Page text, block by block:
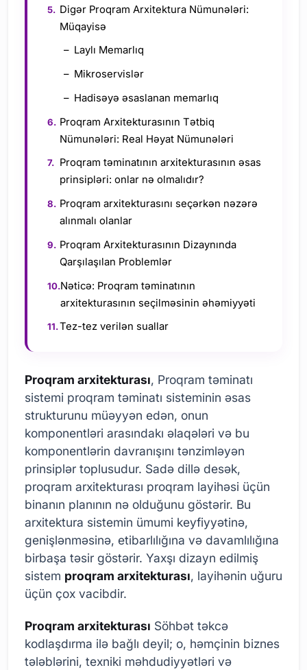
Digər Proqram Arxitektura Nümunələri:
Müqayisə
Laylı Memarlıq
Mikroservislər
Hadisəyə əsaslanan memarlıq
Proqram Arxitekturasının Tətbiq
Nümunələri: Real Həyat Nümunələri
Proqram təminatının arxitekturasının əsas
prinsipləri: onlar nə olmalıdır?
Proqram arxitekturasını seçərkən nəzərə
alınmalı olanlar
Proqram Arxitekturasının Dizaynında
Qarşılaşılan Problemlər
Nəticə: Proqram təminatının
arxitekturasının seçilməsinin əhəmiyyəti
Tez-tez verilən suallar
Proqram arxitekturası, Proqram təminatı
sistemi proqram təminatı sisteminin əsas
strukturunu müəyyən edən, onun
komponentləri arasındakı əlaqələri və bu
komponentlərin davranışını tənzimləyən
prinsiplər toplusudur. Sadə dillə desək,
proqram arxitekturası proqram layihəsi üçün
binanın planının nə olduğunu göstərir. Bu
arxitektura sistemin ümumi keyfiyyətinə,
genişlənməsinə, etibarlılığına və davamlılığına
birbaşa təsir göstərir. Yaxşı dizayn edilmiş
sistem proqram arxitekturası, layihənin uğuru
üçün çox vacibdir.
Proqram arxitekturası Söhbət təkcə
kodlaşdırma ilə bağlı deyil; o, həmçinin biznes
tələblərini, texniki məhdudiyyətləri və